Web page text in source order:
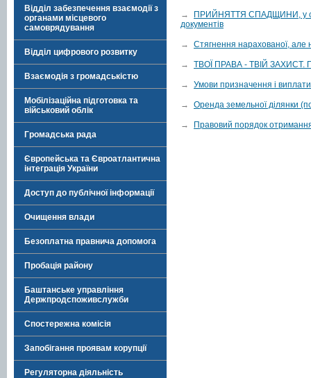
Відділ забезпечення взаємодії з
органами місцевого
самоврядування
Відділ цифрового розвитку
Взаємодія з громадськістю
Мобілізаційна підготовка та
військовий облік
Громадська рада
Європейська та Євроатлантична
інтеграція України
Доступ до публічної інформації
Очищення влади
Безоплатна правнича допомога
Пробація району
Баштанське управління
Держпродспоживслужби
Спостережна комісія
Запобігання проявам корупції
Регуляторна діяльність
→
ПРИЙНЯТТЯ СПАДЩИНИ, у
документів
→ Стягнення нарахованої, але
→ ТВОЇ ПРАВА - ТВІЙ ЗАХИСТ.
→ Умови призначення і
→ Оренда земельної ділянки
→ Правовий порядок